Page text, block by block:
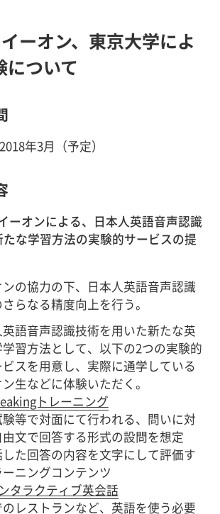
ーオン、東京大学によ
について
年3月（予定）
ーオンによる、日本人英語音声認識
な学習方法の実験的サービスの提
の協力の下、日本人英語音声認識
らなる精度向上を行う。
英語音声認識技術を用いた新たな英
習方法として、以下の2つの実験的
スを用意し、実際に通学している
生などに体験いただく。
トレーニング
等で対面にて行われる、問いに対
由文で回答する形式の設問を想定
した回答の内容を文字にして評価す
ニングコンテンツ
タラクティブ英会話
レストランなど、英語を使う必要